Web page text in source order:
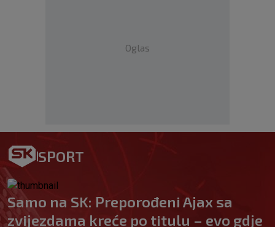
Oglas
SPORT
Samo na SK: Preporođeni Ajax sa
zvijezdama kreće po titulu – evo gdje